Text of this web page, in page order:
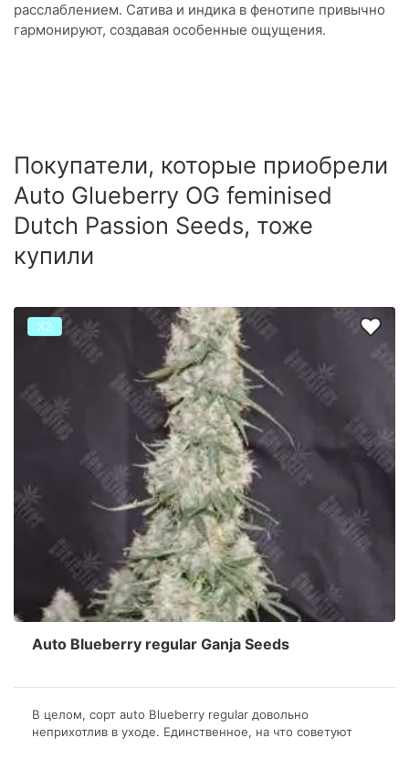
расслаблением. Сатива и индика в фенотипе привычно
гармонируют, создавая особенные ощущения.
Покупатели, которые приобрели
Auto Glueberry OG feminised
Dutch Passion Seeds, тоже
купили
Х2
Auto Blueberry regular Ganja Seeds
В целом, сорт auto Blueberry regular довольно
неприхотлив в уходе. Единственное, на что советуют